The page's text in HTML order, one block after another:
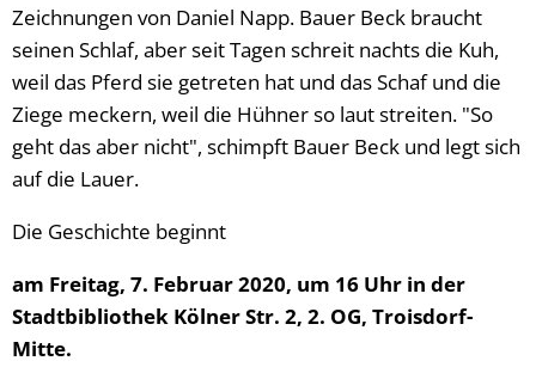
Zeichnungen von Daniel Napp. Bauer Beck braucht
seinen Schlaf, aber seit Tagen schreit nachts die Kuh,
weil das Pferd sie getreten hat und das Schaf und die
Ziege meckern, weil die Hühner so laut streiten. "So
geht das aber nicht", schimpft Bauer Beck und legt sich
auf die Lauer.
Die Geschichte beginnt
am Freitag, 7. Februar 2020, um 16 Uhr in der
Stadtbibliothek Kölner Str. 2, 2. OG, Troisdorf-
Mitte.